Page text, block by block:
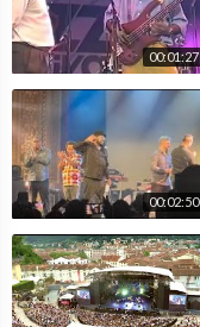
00:01:27
00:02:50